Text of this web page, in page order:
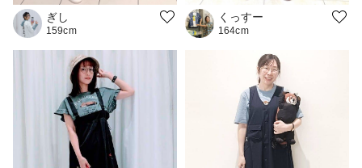
ぎし
159cm
くっすー
164cm